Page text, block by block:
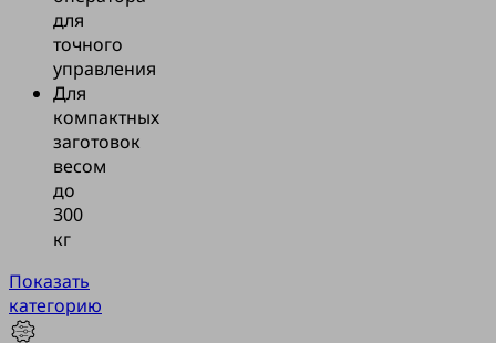
для
точного
управления
Для
компактных
заготовок
весом
до
300
кг
Показать
категорию